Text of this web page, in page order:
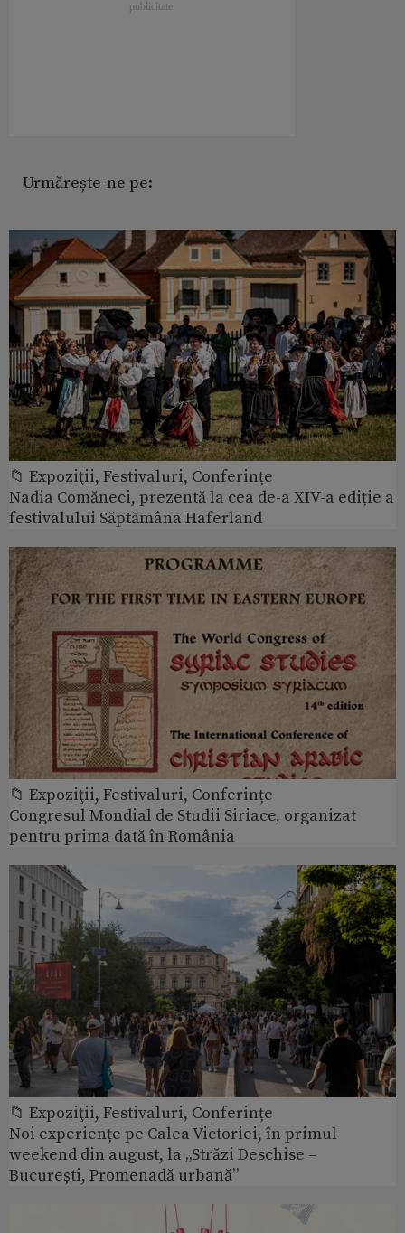
Urmărește-ne pe:
📁 Expoziţii, Festivaluri, Conferințe
Nadia Comăneci, prezentă la cea de-a XIV-a ediție a
festivalului Săptămâna Haferland
📁 Expoziţii, Festivaluri, Conferințe
Congresul Mondial de Studii Siriace, organizat
pentru prima dată în România
📁 Expoziţii, Festivaluri, Conferințe
Noi experiențe pe Calea Victoriei, în primul
weekend din august, la „Străzi Deschise –
București, Promenadă urbană”